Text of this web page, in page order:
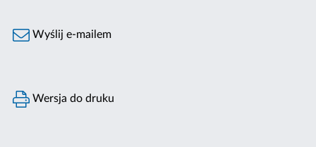
Wyślij e-mailem
Wersja do druku